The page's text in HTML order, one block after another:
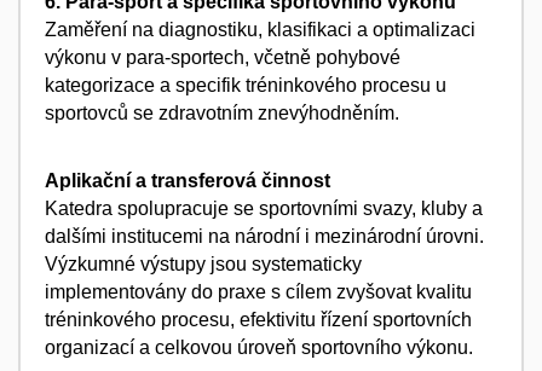
Zaměření na diagnostiku, klasifikaci a optimalizaci
výkonu v para-sportech, včetně pohybové
kategorizace a specifik tréninkového procesu u
sportovců se zdravotním znevýhodněním.
Aplikační a transferová činnost
Katedra spolupracuje se sportovními svazy, kluby a
dalšími institucemi na národní i mezinárodní úrovni.
Výzkumné výstupy jsou systematicky
implementovány do praxe s cílem zvyšovat kvalitu
tréninkového procesu, efektivitu řízení sportovních
organizací a celkovou úroveň sportovního výkonu.